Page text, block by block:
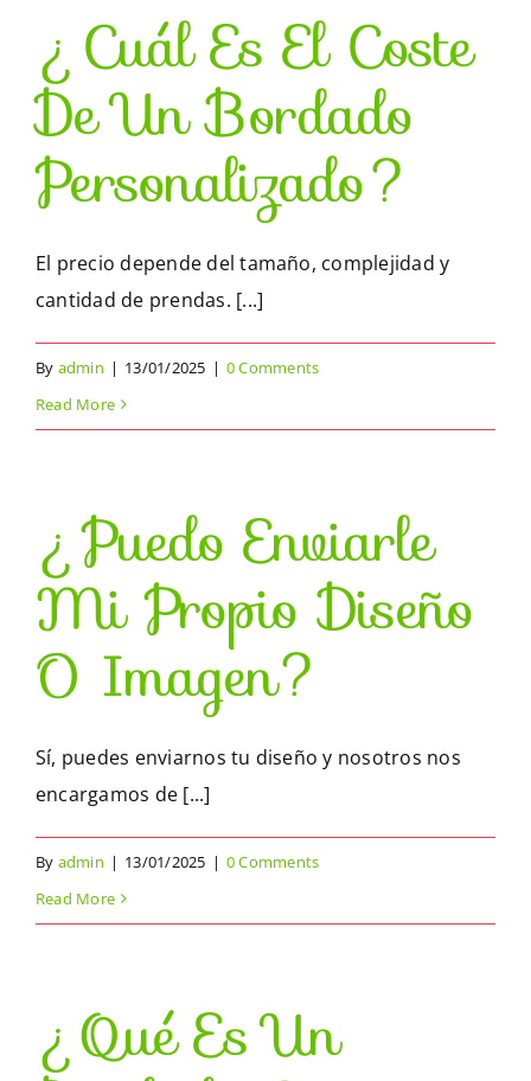
¿Cuál Es El Coste
De Un Bordado
Personalizado?
El precio depende del tamaño, complejidad y
cantidad de prendas. [...]
By admin | 13/01/2025 | 0 Comments
Read More
¿Puedo Enviarle
Mi Propio Diseño
O Imagen?
Sí, puedes enviarnos tu diseño y nosotros nos
encargamos de [...]
By admin | 13/01/2025 | 0 Comments
Read More
¿Qué Es Un